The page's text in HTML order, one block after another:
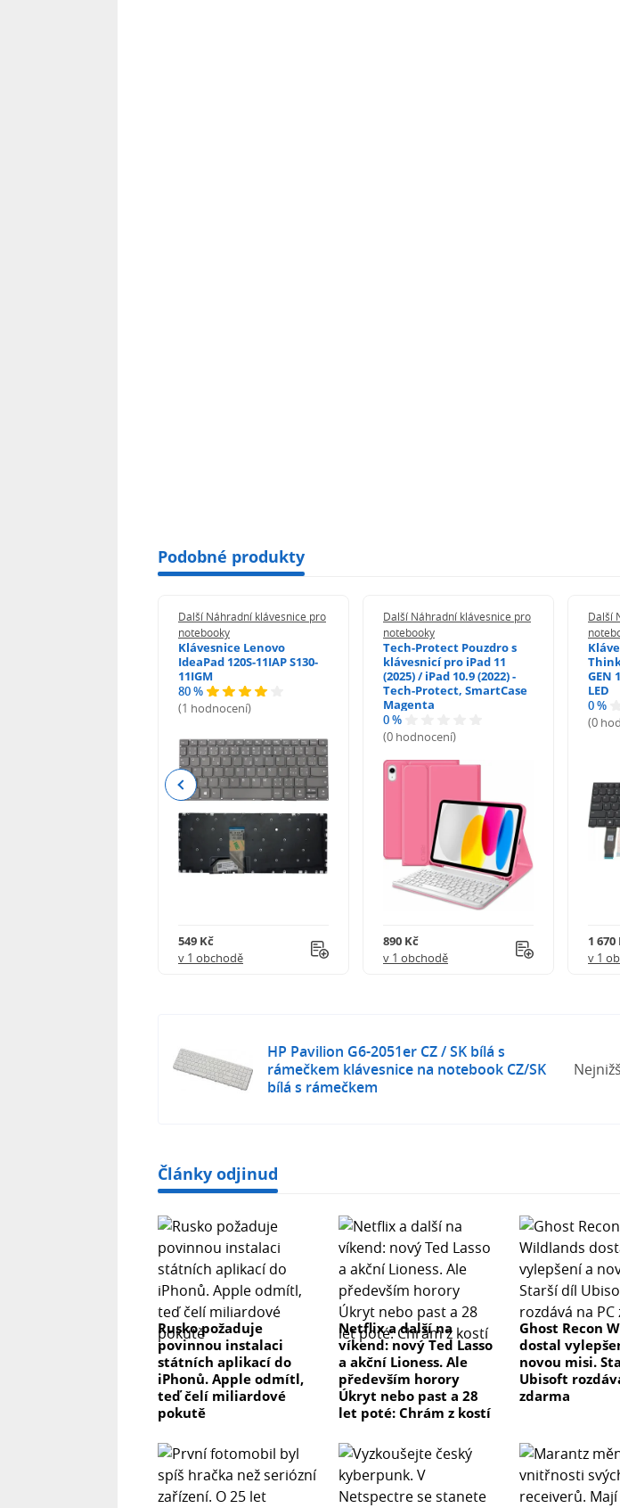
Podobné produkty
Další Náhradní klávesnice pro
notebooky
Klávesnice Lenovo
IdeaPad 120S-11IAP S130-
11IGM
80 %
(1 hodnocení)
549 Kč
v 1 obchodě
Další Náhradní klávesnice pro
notebooky
Tech-Protect Pouzdro s
klávesnicí pro iPad 11
(2025) / iPad 10.9 (2022) -
Tech-Protect, SmartCase
Magenta
0 %
(0 hodnocení)
890 Kč
v 1 obchodě
Další
GEN
LED
0 %
(0
1 670
v 1
Previous
HP Pavilion G6-2051er CZ / SK bílá s
rámečkem klávesnice na notebook CZ/SK
bílá s rámečkem
Články odjinud
Rusko požaduje
povinnou instalaci
státních aplikací do
iPhonů. Apple odmítl,
teď čelí miliardové
pokutě
Netflix a další na
víkend: nový Ted Lasso
a akční Lioness. Ale
především horory
Úkryt nebo past a 28
let poté: Chrám z kostí
Ghost Recon
dostal
novou misi.
Ubisoft
zdarma